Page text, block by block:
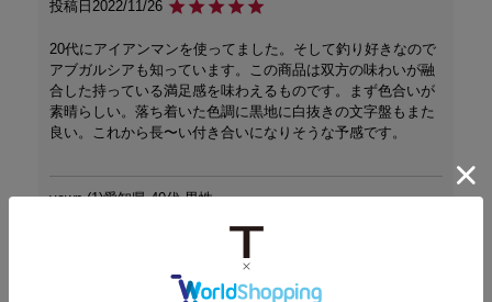
投稿日 2022/11/26
20代にアイアンマンを使ってました。そして釣り好きなので
アブガルシアも知っています。この商品は双方の味わいが融
合した持っている満足感を味わえるものです。まず色合いが
素晴らしい。落ち着いた色調に黒地に白抜きの文字盤もまた
良い。これから長〜い付き合いになりそうな予感です。
yawn 1 愛知県 40代 男性
フィリピン製で、かなり安っぽく、すごく残念でした。
500円のガチャで出てきそうなレベルです。